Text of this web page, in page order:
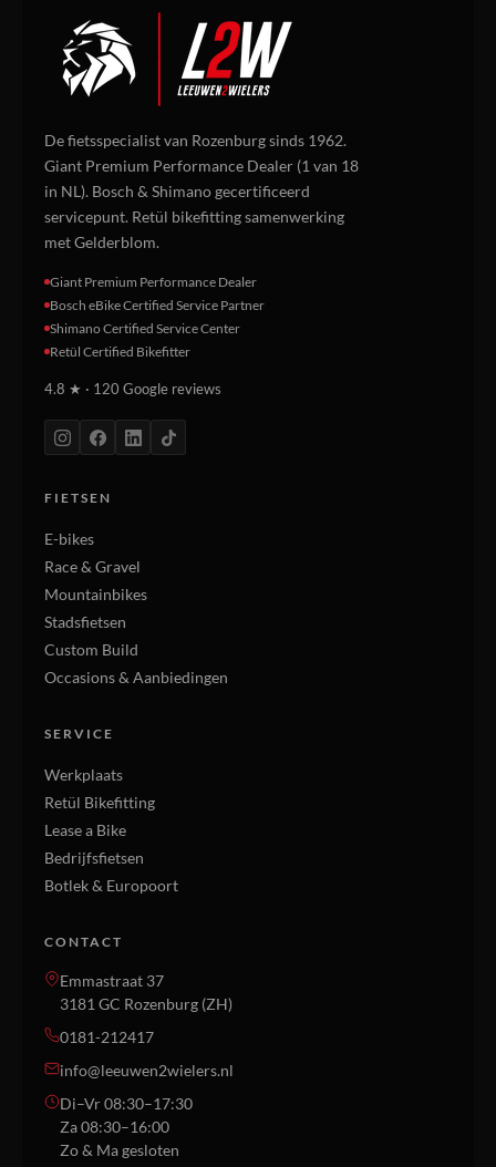
De fietsspecialist van Rozenburg sinds 1962.
Giant Premium Performance Dealer (1 van 18
in NL). Bosch & Shimano gecertificeerd
servicepunt. Retül bikefitting samenwerking
met Gelderblom.
Giant Premium Performance Dealer
Bosch eBike Certified Service Partner
Shimano Certified Service Center
Retül Certified Bikefitter
4.8 ★ · 120 Google reviews
FIETSEN
E-bikes
Race & Gravel
Mountainbikes
Stadsfietsen
Custom Build
Occasions & Aanbiedingen
SERVICE
Werkplaats
Retül Bikefitting
Lease a Bike
Bedrijfsfietsen
Botlek & Europoort
CONTACT
Emmastraat 37
3181 GC Rozenburg (ZH)
0181-212417
info@leeuwen2wielers.nl
Di–Vr 08:30–17:30
Za 08:30–16:00
Zo & Ma gesloten